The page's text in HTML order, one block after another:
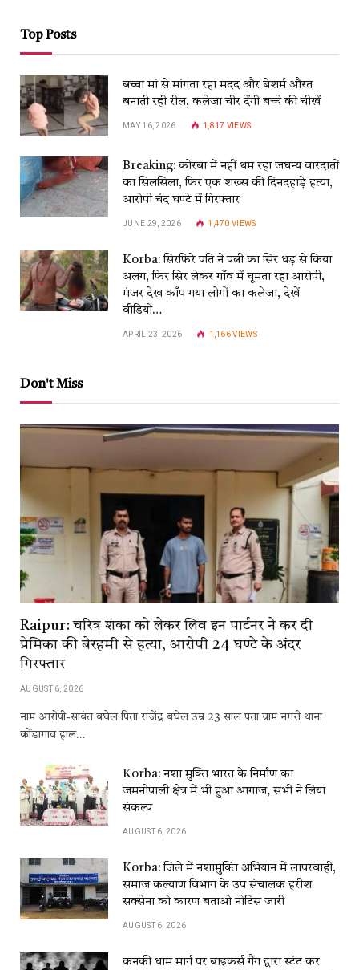
Top Posts
बच्चा मां से मांगता रहा मदद और बेशर्म औरत
बनाती रही रील, कलेजा चीर देंगी बच्चे की चीखें
MAY 16, 2026 1,817 VIEWS
Breaking: कोरबा में नहीं थम रहा जघन्य वारदातों
का सिलसिला, फिर एक शख्स की दिनदहाड़े हत्या,
आरोपी चंद घण्टे में गिरफ्तार
JUNE 29, 2026 1,470VIEWS
Korba: सिरफिरे पति ने पत्नी का सिर धड़ से किया
अलग, फिर सिर लेकर गाँव में घूमता रहा आरोपी,
मंजर देख काँप गया लोगों का कलेजा, देखें
वीडियो…
APRIL 23, 2026 1,166VIEWS
Don't Miss
Raipur: चरित्र शंका को लेकर लिव इन पार्टनर ने कर दी
प्रेमिका की बेरहमी से हत्या, आरोपी 24 घण्टे के अंदर
गिरफ्तार
AUGUST 6, 2026
नाम आरोपी-सावंत बघेल पिता राजेंद्र बघेल उम्र 23 साल पता ग्राम नगरी थाना
कोंडागाव हाल…
Korba: नशा मुक्ति भारत के निर्माण का
जमनीपाली क्षेत्र में भी हुआ आगाज, सभी ने लिया
संकल्प
AUGUST 6, 2026
Korba: जिले में नशामुक्ति अभियान में लापरवाही,
समाज कल्याण विभाग के उप संचालक हरीश
सक्सेना को कारण बताओ नोटिस जारी
AUGUST 6, 2026
कनकी धाम मार्ग पर बाइकर्स गैंग द्वारा स्टंट कर